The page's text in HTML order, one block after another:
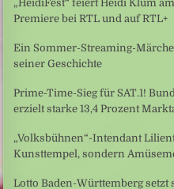
„HeidiFest“ feiert Heidi Klum
Premiere bei RTL und auf RTL+
Ein Sommer-Streaming-
seiner Geschichte
Prime-Time-Sieg für SAT.1!
erzielt starke 13,4 Prozent
„Volksbühnen“-Intendant
Kunsttempel, sondern
Lotto Baden-Württemberg